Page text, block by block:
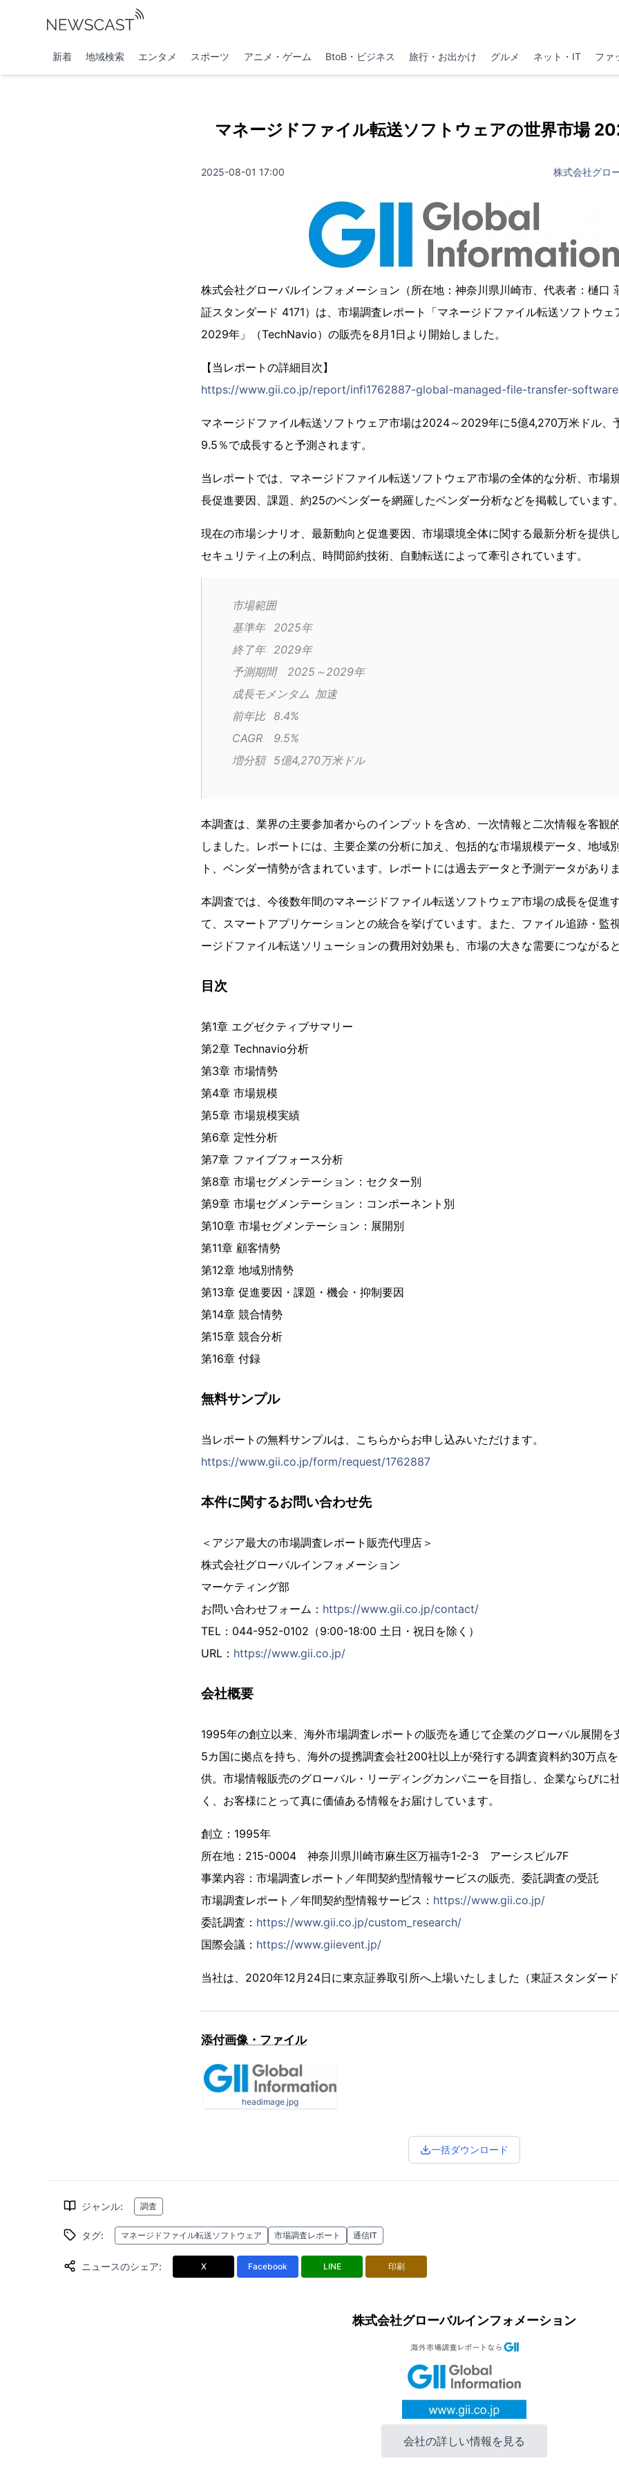
新着 地域検索 エンタメ スポーツ アニメ・ゲーム BtoB・ビジネス 旅行・お出かけ グルメ ネット・IT ファ
マネージドファイル転送ソフトウェアの世界市場
2025-08-01 17:00 株式会社グロ
株式会社グローバルインフォメーション（所在地：神奈川県川崎市、代表者：樋口
証スタンダード 4171）は、市場調査レポート「マネージドファイル転送ソフトウ
2029年」（TechNavio）の販売を8月1日より開始しました。
【当レポートの詳細目次】
https://www.gii.co.jp/report/infi1762887-global-managed-file-transfer-
マネージドファイル転送ソフトウェア市場は2024～2029年に5億4,270万米ドル、
9.5％で成長すると予測されます。
当レポートでは、マネージドファイル転送ソフトウェア市場の全体的な分析、市場
長促進要因、課題、約25のベンダーを網羅したベンダー分析などを掲載しています。
現在の市場シナリオ、最新動向と促進要因、市場環境全体に関する最新分析を提供
セキュリティ上の利点、時間節約技術、自動転送によって牽引されています。
市場範囲
基準年	2025年
終了年	2029年
予測期間	2025～2029年
成長モメンタム	加速
前年比	8.4%
CAGR	9.5%
増分額	5億4,270万米ドル
本調査は、業界の主要参加者からのインプットを含め、一次情報と二次情報を客観
しました。レポートには、主要企業の分析に加え、包括的な市場規模データ、地域
ト、ベンダー情勢が含まれています。レポートには過去データと予測データがありま
本調査では、今後数年間のマネージドファイル転送ソフトウェア市場の成長を促進
て、スマートアプリケーションとの統合を挙げています。また、ファイル追跡・監
ージドファイル転送ソリューションの費用対効果も、市場の大きな需要につながると
目次
第1章 エグゼクティブサマリー
第2章 Technavio分析
第3章 市場情勢
第4章 市場規模
第5章 市場規模実績
第6章 定性分析
第7章 ファイブフォース分析
第8章 市場セグメンテーション：セクター別
第9章 市場セグメンテーション：コンポーネント別
第10章 市場セグメンテーション：展開別
第11章 顧客情勢
第12章 地域別情勢
第13章 促進要因・課題・機会・抑制要因
第14章 競合情勢
第15章 競合分析
第16章 付録
無料サンプル
当レポートの無料サンプルは、こちらからお申し込みいただけます。
https://www.gii.co.jp/form/request/1762887
本件に関するお問い合わせ先
＜アジア最大の市場調査レポート販売代理店＞
株式会社グローバルインフォメーション
マーケティング部
お問い合わせフォーム： https://www.gii.co.jp/contact/
TEL：044-952-0102（9:00-18:00 土日・祝日を除く）
URL： https://www.gii.co.jp/
会社概要
1995年の創立以来、海外市場調査レポートの販売を通じて企業のグローバル展開を
5カ国に拠点を持ち、海外の提携調査会社200社以上が発行する調査資料約30万点
供。市場情報販売のグローバル・リーディングカンパニーを目指し、企業ならびに
く、お客様にとって真に価値ある情報をお届けしています。
創立：1995年
所在地：215-0004 神奈川県川崎市麻生区万福寺1-2-3 アーシスビル7F
事業内容：市場調査レポート／年間契約型情報サービスの販売、委託調査の受託
市場調査レポート／年間契約型情報サービス： https://www.gii.co.jp/
委託調査： https://www.gii.co.jp/custom_research/
国際会議： https://www.giievent.jp/
当社は、2020年12月24日に東京証券取引所へ上場いたしました（東証スタンダード
添付画像・ファイル
headimage.jpg
一括ダウンロード
ジャンル: 調査
タグ: マネージドファイル転送ソフトウェア 市場調査レポート 通信IT
ニュースのシェア: X Facebook LINE 印刷
株式会社グローバルインフォメーション
会社の詳しい情報を見る